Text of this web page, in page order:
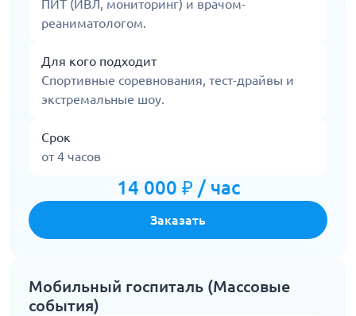
ПИТ (ИВЛ, мониторинг) и врачом-
реаниматологом.
Для кого подходит
Спортивные соревнования, тест-драйвы и
экстремальные шоу.
Срок
от 4 часов
14 000 ₽ / час
Заказать
Мобильный госпиталь (Массовые
события)